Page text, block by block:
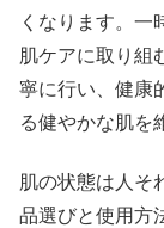
くなります。一
肌ケアに取り組
寧に行い、健康
る健やかな肌を
肌の状態は人そ
品選びと使用方